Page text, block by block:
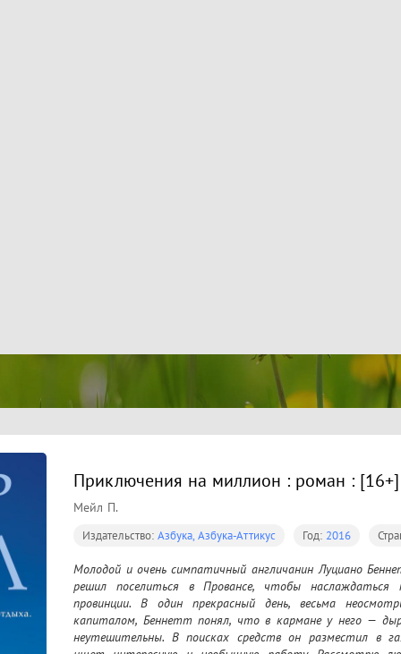
Приключения на миллион : роман : [16+]
Мейл П.
Издательство: Азбука, Азбука-Аттикус Год: 2016
Молодой и очень симпатичный англичанин Луциано
решил поселиться в Провансе, чтобы
провинции. В один прекрасный день, весьма
капиталом, Беннетт понял, что в кармане у него —
неутешительны. В поисках средств он разместил в